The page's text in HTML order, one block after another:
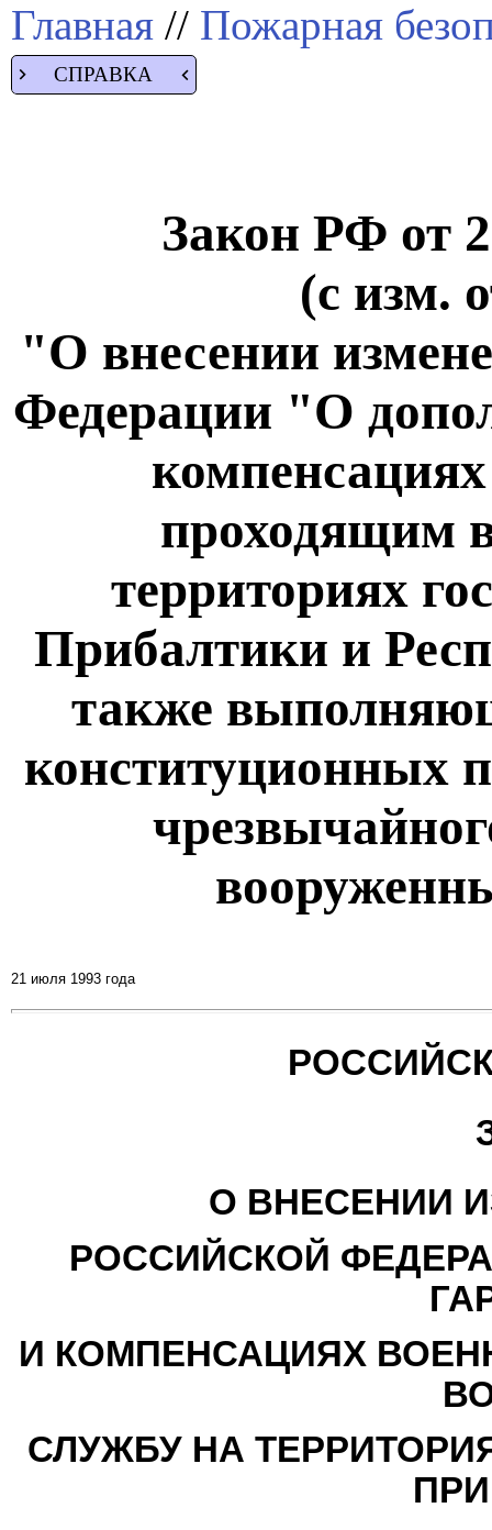
Главная // Пожарная
СПРАВКА
Закон РФ от
(с изм.
"О внесении
Федерации "О
проходящим
территориях
Прибалтики и
также
конституционных
21 июля 1993 года
О ВНЕСЕНИИ
РОССИЙСКОЙ
И КОМПЕНСАЦИЯХ
СЛУЖБУ НА